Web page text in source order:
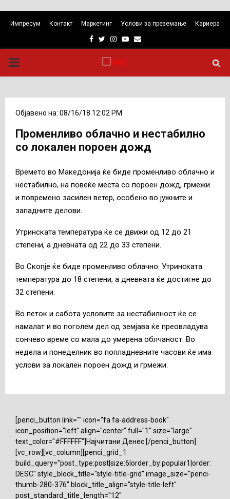
Импресум Контакт Маркетинг Услови за преземање Кариера
Facebook
TwitterInstagram
Youtube
Email
PRIMARY
Објавено на: 08/16/18 12:02 PM
Променливо облачно и нестабилно
со локален пороен дожд
Времето во Македонија ќе биде променливо облачно и
нестабилно, на повеќе места со пороен дожд, грмежи
и повремено засилен ветер, особено во јужните и
западните делови.
Утринската температура ќе се движи од 12 до 21
степени, а дневната од 22 до 33 степени.
Во Скопје ќе биде променливо облачно. Утринската
температура до 18 степени, а дневната ќе достигне до
32 степени.
Во петок и сабота условите за нестабилност ќе се
намалат и во поголем дел од земјава ќе преовладува
сончево време со мала до умерена облчаност. Во
недела и понеделник во попладневните часови ќе има
услови за локален пороен дожд и грмежи.
[penci_button link="" icon="fa fa-address-book"
icon_position="left" align="center" full="1" size="large"
text_color="#FFFFFF"]Најчитани Денес [/penci_button]
[vc_row][vc_column][penci_grid_1
build_query="post_type:post|size:6|order_by:popular1|order:
DESC" style_block_title="style-title-grid" image_size="penci-
thumb-280-376" block_title_align="style-title-left"
post_standard_title_length="12"